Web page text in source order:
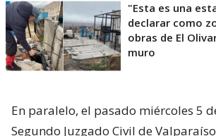
"Esta es una
declarar como
obras de El
muro
En paralelo, el pasado miércoles 5
Segundo Juzgado Civil de